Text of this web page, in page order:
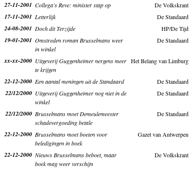
27-11-2001 Collega's Reve: minister stap op De Volkskrant
17-11-2001 Letterlijk De Standaard
24-08-2001 Doch dit Terzijde HP/De Tijd
19-01-2001 Omstreden roman Brusselmans weer
in winkel
De Standaard
xx-xx-2000 Uitgeverij Guggenheimer nergens meer
te krijgen
Het Belang van Limburg
22-12-2000 Een aantal meningen uit de Standaard De Standaard
22/12/2000 Uitgeverij Guggenheimer nog niet in de
winkel
De Standaard
22/12/2000 Brusselmans moet Demeulemeester
schadevergoeding betale
De Standaard
22-12-2000 Brusselmans moet boeten voor
beledigingen in boek
Gazet van Antwerpen
22-12-2000 Nieuws Brusselmans beboet, maar
boek mag weer verschijn
De Volkskrant